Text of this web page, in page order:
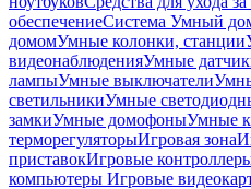
обеспечениеСистема Умный
домомУмные колонки, станции
видеонаблюденияУмные
лампыУмные выключатели
светильникиУмные
замкиУмные домофоныУмные
терморегуляторыИгровая зона
приставокИгровые
компьютеры Игровые